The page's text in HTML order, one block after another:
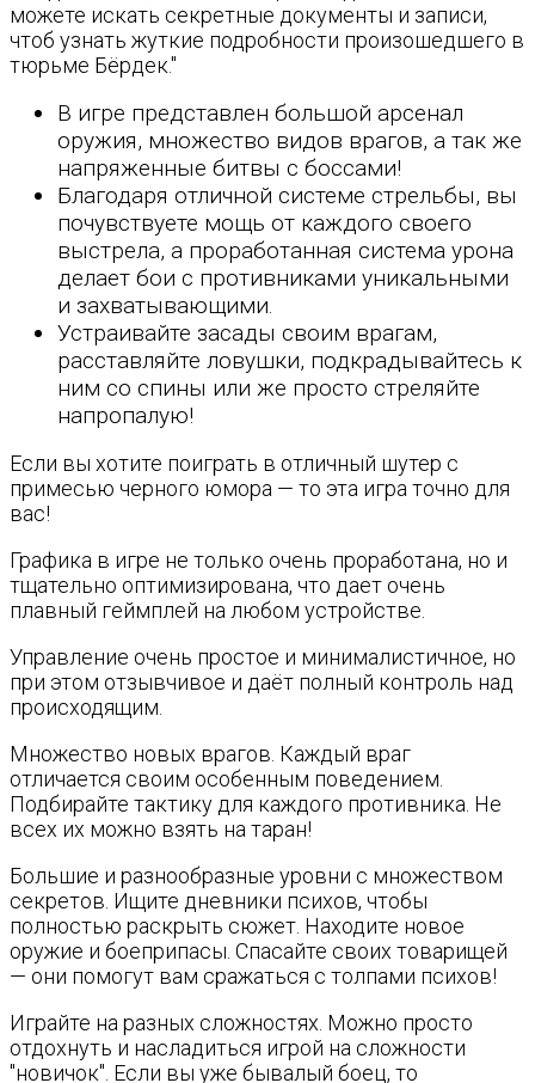
можете искать секретные документы и записи,
чтоб узнать жуткие подробности произошедшего в
тюрьме Бёрдек."
В игре представлен большой арсенал
оружия, множество видов врагов, а так же
напряженные битвы с боссами!
Благодаря отличной системе стрельбы, вы
почувствуете мощь от каждого своего
выстрела, а проработанная система урона
делает бои с противниками уникальными
и захватывающими.
Устраивайте засады своим врагам,
расставляйте ловушки, подкрадывайтесь к
ним со спины или же просто стреляйте
напропалую!
Если вы хотите поиграть в отличный шутер с
примесью черного юмора — то эта игра точно для
вас!
Графика в игре не только очень проработана, но и
тщательно оптимизирована, что дает очень
плавный геймплей на любом устройстве.
Управление очень простое и минималистичное, но
при этом отзывчивое и даёт полный контроль над
происходящим.
Множество новых врагов. Каждый враг
отличается своим особенным поведением.
Подбирайте тактику для каждого противника. Не
всех их можно взять на таран!
Большие и разнообразные уровни с множеством
секретов. Ищите дневники психов, чтобы
полностью раскрыть сюжет. Находите новое
оружие и боеприпасы. Спасайте своих товарищей
— они помогут вам сражаться с толпами психов!
Играйте на разных сложностях. Можно просто
отдохнуть и насладиться игрой на сложности
"новичок". Если вы уже бывалый боец, то